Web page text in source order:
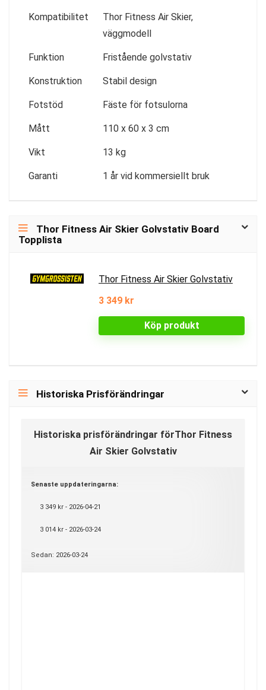
Kompatibilitet
Thor Fitness Air Skier,
väggmodell
Funktion Fristående golvstativ
Konstruktion Stabil design
Fotstöd Fäste för fotsulorna
Mått 110 x 60 x 3 cm
Vikt 13 kg
Garanti 1 år vid kommersiellt bruk
Thor Fitness Air Skier Golvstativ Board
Topplista
Thor Fitness Air Skier Golvstativ
3 349 kr
Köp produkt
Historiska Prisförändringar
Historiska prisförändringar förThor Fitness
Air Skier Golvstativ
Senaste uppdateringarna:
3 349 kr - 2026-04-21
3 014 kr - 2026-03-24
Sedan: 2026-03-24